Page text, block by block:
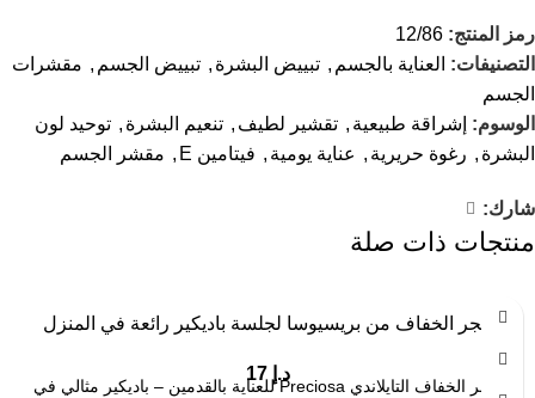
رمز المنتج: 12/86
التصنيفات: العناية بالجسم , تبييض البشرة , تبييض الجسم , مقشرات
الجسم
الوسوم: إشراقة طبيعية , تقشير لطيف , تنعيم البشرة , توحيد لون
البشرة , رغوة حريرية , عناية يومية , فيتامين E , مقشر الجسم
شارك:
منتجات ذات صلة
حجر الخفاف من بريسيوسا لجلسة باديكير رائعة في المنزل
د.إ 17
حجر الخفاف التايلاندي Preciosa للعناية بالقدمين – باديكير مثالي في